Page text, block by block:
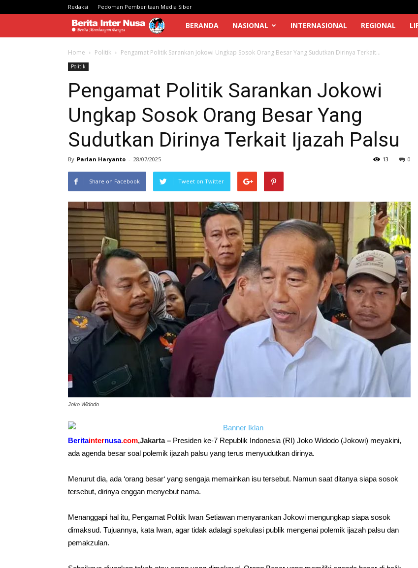
Redaksi Pedoman Pemberitaan Media Siber
Berita
Inter
BERANDA NASIONAL INTERNASIONAL REGIONAL
Home Politik Pengamat Politik Sarankan Jokowi Ungkap Sosok Orang Besar Yang Sudutkan Dirinya Terkait...
Politik
Pengamat Politik Sarankan Jokowi
Ungkap Sosok Orang Besar Yang
Sudutkan Dirinya Terkait Ijazah Palsu
By Parlan Haryanto - 28/07/2025 0
13
Share on Facebook Tweet on Twitter
Joko Widodo
Beritainternusa.com,Jakarta – Presiden ke-7 Republik Indonesia (RI) Joko Widodo (Jokowi) meyakini,
ada agenda besar soal polemik ijazah palsu yang terus menyudutkan dirinya.
Menurut dia, ada ‘orang besar‘ yang sengaja memainkan isu tersebut. Namun saat ditanya siapa sosok
tersebut, dirinya enggan menyebut nama.
Menanggapi hal itu, Pengamat Politik Iwan Setiawan menyarankan Jokowi mengungkap siapa sosok
dimaksud. Tujuannya, kata Iwan, agar tidak adalagi spekulasi publik mengenai polemik ijazah palsu dan
pemakzulan.